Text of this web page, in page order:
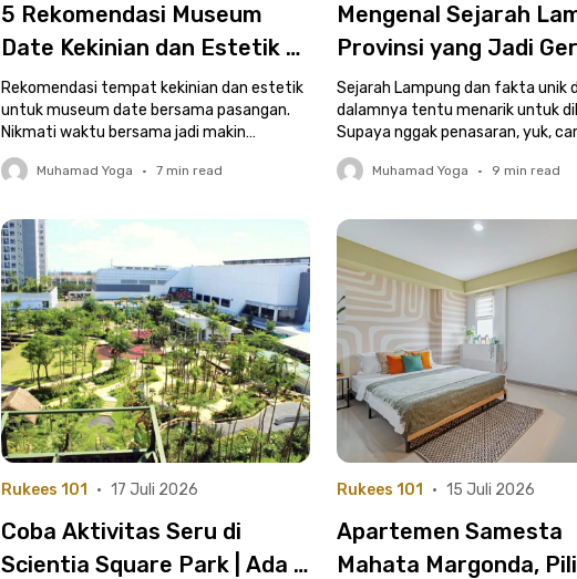
5 Rekomendasi Museum
Date Kekinian dan Estetik di
Jakarta
Rekomendasi tempat kekinian dan estetik
untuk museum date bersama pasangan.
Nikmati waktu bersama jadi makin
berkualitas!
Muhamad Yoga • 7min read
Mengenal Sejarah
Provinsi yang Jadi
Utama Pulau
Sejarah Lampung dan fakta unik
dalamnya tentu menarik untuk
Supaya nggak penasaran, yuk,
lengkapnya di sini!
Muhamad Yoga • 9 min read
Rukees 101 • 17 Juli 2026
Coba Aktivitas Seru di
Scientia Square Park | Ada 5
Rukees 101 • 15 Juli 2026
Apartemen Samesta
Mahata Margonda,